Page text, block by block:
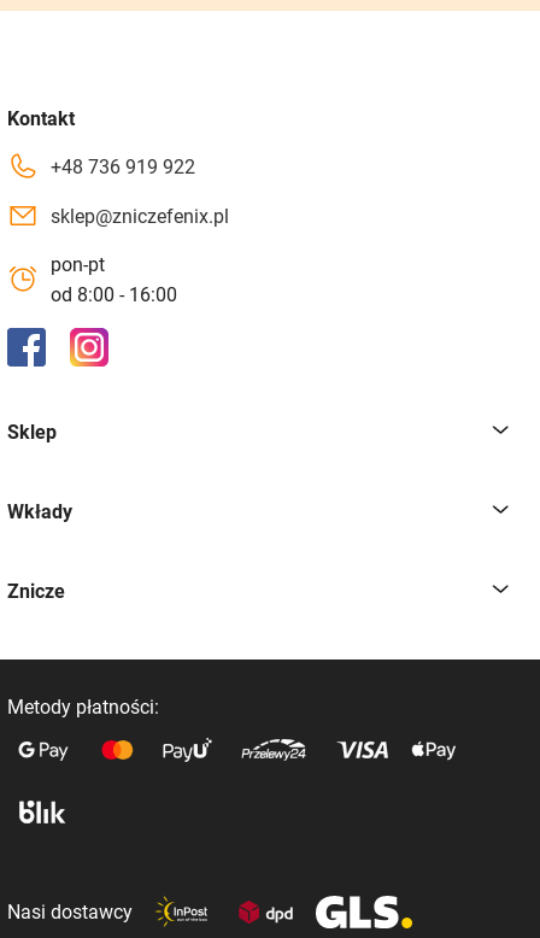
Kontakt
+48 736 919 922
sklep@zniczefenix.pl
pon-pt
od 8:00 - 16:00
Sklep
Wkłady
Znicze
Metody płatności:
Nasi dostawcy